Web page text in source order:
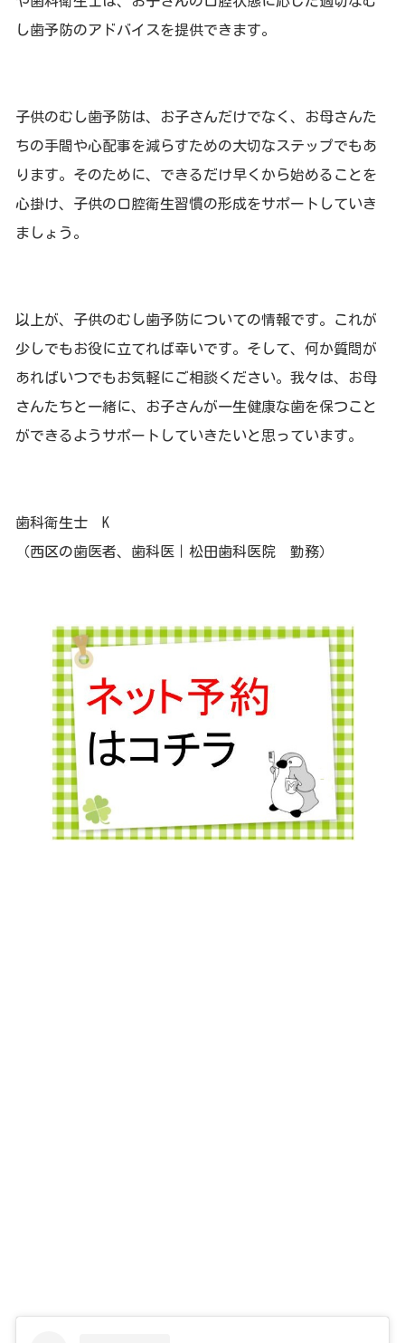
し歯予防のアドバイスを提供できます。
子供のむし歯予防は、お子さんだけでなく、お母さんた
ちの手間や心配事を減らすための大切なステップでもあ
ります。そのために、できるだけ早くから始めることを
心掛け、子供の口腔衛生習慣の形成をサポートしていき
ましょう。
以上が、子供のむし歯予防についての情報です。これが
少しでもお役に立てれば幸いです。そして、何か質問が
あればいつでもお気軽にご相談ください。我々は、お母
さんたちと一緒に、お子さんが一生健康な歯を保つこと
ができるようサポートしていきたいと思っています。
歯科衛生士 K
（西区の歯医者、歯科医｜松田歯科医院 勤務）